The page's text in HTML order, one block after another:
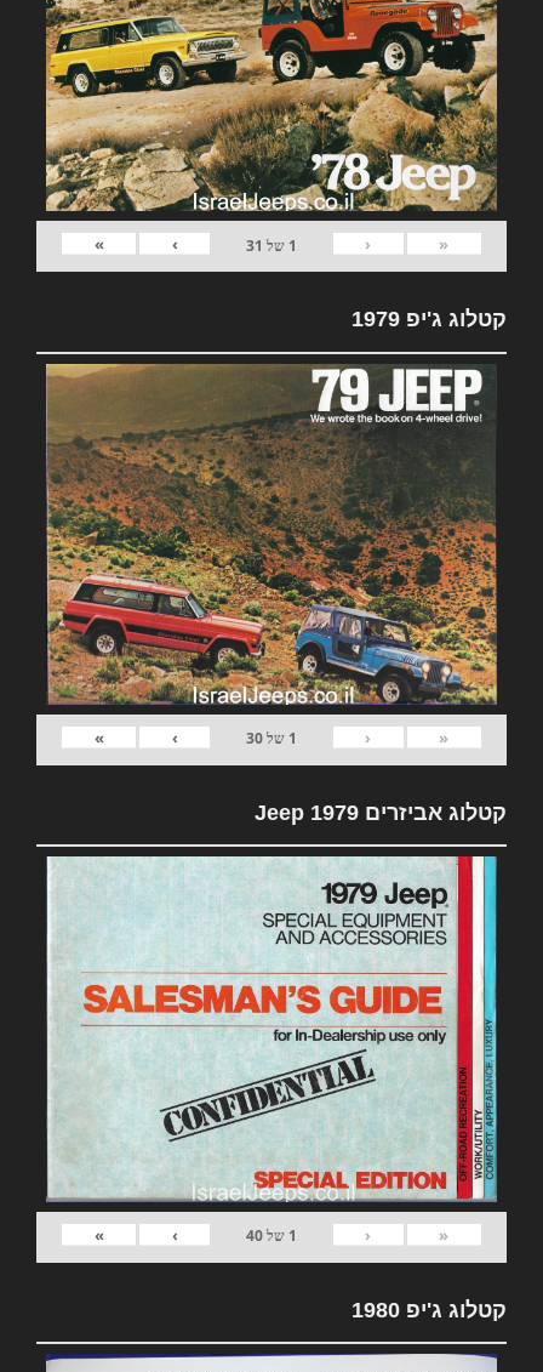
«
‹
1 של 31
›
»
קטלוג ג'יפ 1979
«
‹
1 של30
›
»
קטלוג אביזרים 1979 Jeep
«
‹
1 של40
›
»
קטלוג ג'יפ 1980